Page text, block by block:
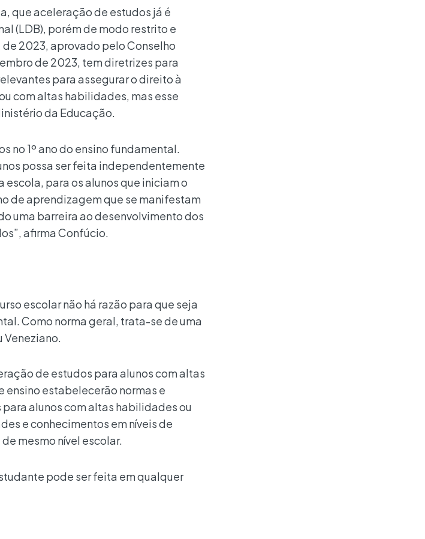
que aceleração de estudos já é
(LDB), porém de modo restrito e
2023, aprovado pelo Conselho
de 2023, tem diretrizes para
para assegurar o direito à
com altas habilidades, mas esse
da Educação.
no 1º ano do ensino fundamental.
possa ser feita independentemente
para os alunos que iniciam o
de aprendizagem que se manifestam
uma barreira ao desenvolvimento dos
afirma Confúcio.
escolar não há razão para que seja
Como norma geral, trata-se de uma
de estudos para alunos com altas
estabelecerão normas e
alunos com altas habilidades ou
e conhecimentos em níveis de
mesmo nível escolar.
pode ser feita em qualquer